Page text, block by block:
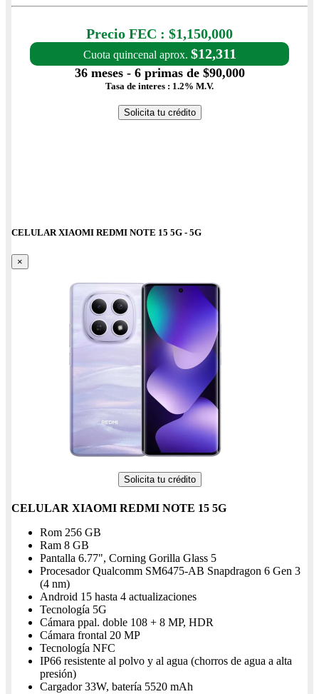
Precio FEC : $1,150,000
Cuota quincenal aprox. $12,311
36 meses - 6 primas de $90,000
Tasa de interes : 1.2% M.V.
Solicita tu crédito
CELULAR XIAOMI REDMI NOTE 15 5G - 5G
×
Solicita tu crédito
CELULAR XIAOMI REDMI NOTE 15 5G
Rom 256 GB
Ram 8 GB
Pantalla 6.77", Corning Gorilla Glass 5
Procesador Qualcomm SM6475-AB Snapdragon 6 Gen 3
(4 nm)
Android 15 hasta 4 actualizaciones
Tecnología 5G
Cámara ppal. doble 108 + 8 MP, HDR
Cámara frontal 20 MP
Tecnología NFC
IP66 resistente al polvo y al agua (chorros de agua a alta
presión)
Cargador 33W, batería 5520 mAh